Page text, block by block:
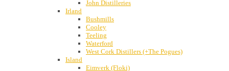
John Distilleries
Irland
Bushmills
Cooley
Teeling
Waterford
West Cork Distillers (+The Pogues)
Island
Eimverk (Floki)